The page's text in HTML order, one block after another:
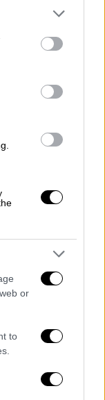
or more Google
may click to
party tags to
in below Google
or
to
υπάρχει
must
του χωριού
αποτελεί
και από την
εύκολο